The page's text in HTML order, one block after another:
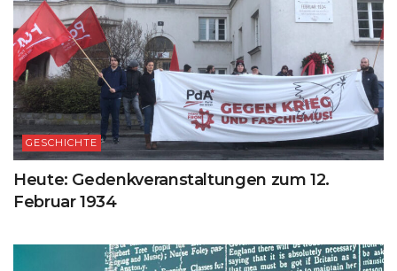
GESCHICHTE
Heute: Gedenkveranstaltungen zum 12.
Februar 1934